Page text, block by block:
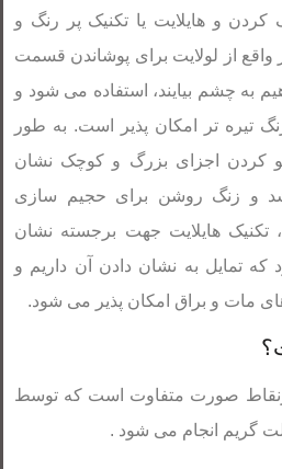
کردن و هایلایت یا تکنیک پر رنگ و
از لولایت برای پوشاندن قسمت
به چشم بیایند، استفاده می شود و
تیره تر امکان پذیر است. به طور
کردن اجزای بزرگ و کوچک نشان
و زنگ روشن برای حجیم سازی
هایلایت جهت برجسته نشان
که تمایل به نشان دادن آن داریم و
مات و براق امکان پذیر می شود.
درنقاط صورت متفاوت است که توسط
گریم انجام می شود .